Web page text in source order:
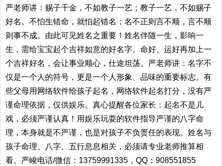
严老师讲：赐子千金，不如教子一艺；教子一艺，不如赐子
好名。不怕生错命，就怕起错名；名不正则言不顺，言不顺
则事不成。由此可见姓名之重要！姓名伴随一生，影响一
生，需给宝宝起个吉祥如意的好名字。命好、运好再加上一
个吉祥好名，会让事业顺心，仕途坦荡。严老师讲：名字不
仅是一个人的符号，更是一个人形象、品味的重要标志。有
些父母用网络软件给孩子起名，网络软件起名打分，没有严
谨命理依据，仅供娱乐。真心提醒各位家长：起名不是儿
戏，必须严谨认真！用娱乐玩耍的软件指导严谨的八字命
理，本身就是不严谨，也是对孩子不负责任的表现。姓名与
孩子命理、八字、五行息息相关，必须请专业老师推算相
看。严峻电话/微信：13759991335，QQ：908551855